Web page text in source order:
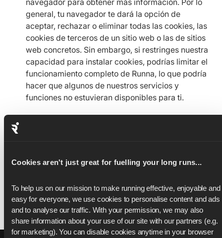
Cookies aren't just great for fuelling your long runs...
To help us on our mission to make running effective, enjoyable and
easy for everyone, we use cookies to personalise content and ads
and to analyse our traffic. With your permission, we may also
share information about your use of our site with our partners (e.g.
for marketing). You can disable cookies anytime in your browser
navegador para obtener más información. Por lo
general, tu navegador te dará la opción de
aceptar, rechazar o eliminar todas las cookies, las
cookies de terceros de un sitio web o las de sitios
web concretos. Sin embargo, si restringes nuestra
capacidad para instalar cookies, podrías limitar el
funcionamiento completo de Runna, lo que podría
hacer que algunos de nuestros servicios y
funciones no estuvieran disponibles para ti.
Cambios en esta Política
versión revisada y su fecha de entrada en vigor en
esta Política, puedes ponerte en contacto con nosotros
endpo@runna.com .